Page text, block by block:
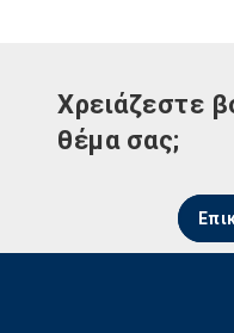
Χρειάζεστε
θέμα σας;